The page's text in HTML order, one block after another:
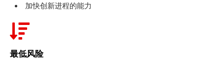
加快创新进程的能力
最低风险